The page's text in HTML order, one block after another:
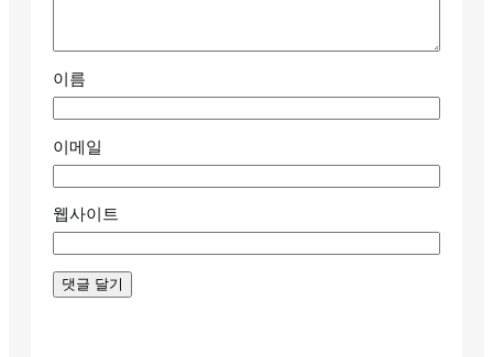
이름
이메일
웹사이트